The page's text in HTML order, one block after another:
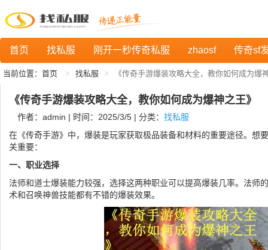
首页 找私服 刚开一秒传奇私服 zhaosf 传奇sf
当前位置： 首页 找私服 《传奇手游爆装攻略大全，教你如何成为爆
《传奇手游爆装攻略大全，教你如何成为爆神之王》
作者：admin | 时间：2025/3/5 | 分类： 找私服
在《传奇手游》中，爆装是玩家获取极品装备和材料的重要途径。想
关重要：
一、职业选择
法师和道士爆装能力较强，选择这两种职业可以提高爆装几率。法师
术和召唤神兽技能都有不错的爆装效果。